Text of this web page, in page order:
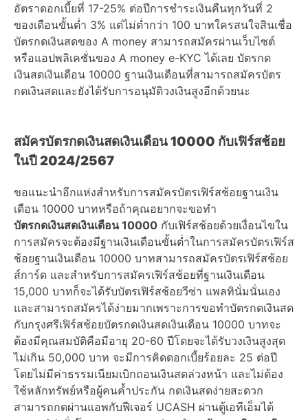
อัตราดอกเบี้ยที่ 17-25% ต่อปีการชำระเงินคืนทุกวันที่ 2
ของเดือนขั้นต่ำ 3% แต่ไม่ต่ำกว่า 100 บาทใครสนใจสินเชื่อ
บัตรกดเงินสดของ A money สามารถสมัครผ่านเว็บไซต์
หรือแอปพลิเคชั่นของ A money e-KYC ได้เลย บัตรกด
เงินสดเงินเดือน 10000 ฐานเงินเดือนที่สามารถสมัครบัตร
กดเงินสดและยังได้รับการอนุมัติวงเงินสูงอีกด้วยนะ
สมัครบัตรกดเงินสดเงินเดือน 10000 กับเฟิร์สช้อย
ในปี 2024/2567
ขอแนะนำอีกแห่งสำหรับการสมัครบัตรเฟิร์สช้อยฐานเงิน
เดือน 10000 บาทหรือถ้าคุณอยากจะขอทำ
บัตรกดเงินสดเงินเดือน 10000 กับเฟิร์สช้อยด้วยเงื่อนไขใน
การสมัครจะต้องมีฐานเงินเดือนขั้นต่ำในการสมัครบัตรเฟิร์ส
ช้อยฐานเงินเดือน 10000 บาทสามารถสมัครบัตรเฟิร์สช้อย
ส์การ์ด และสำหรับการสมัครเฟิร์สช้อยที่ฐานเงินเดือน
15,000 บาทก็จะได้รับบัตรเฟิร์สช้อยวีซ่า แพลทินั่มนั่นเอง
และสามารถสมัครได้ง่ายมากเพราะการขอทำบัตรกดเงินสด
กับกรุงศรีเฟิร์สช้อยบัตรกดเงินสดเงินเดือน 10000 บาทจะ
ต้องมีคุณสมบัติคือมีอายุ 20-60 ปีโดยจะได้รับวงเงินสูงสุด
ไม่เกิน 50,000 บาท จะมีการคิดดอกเบี้ยร้อยละ 25 ต่อปี
โดยไม่มีค่าธรรมเนียมเบิกถอนเงินสดล่วงหน้า และไม่ต้อง
ใช้หลักทรัพย์หรือผู้คนค้ำประกัน กดเงินสดง่ายสะดวก
สามารถกดผ่านแอพกับฟีเจอร์ UCASH ผ่านตู้เอทีเอ็มได้